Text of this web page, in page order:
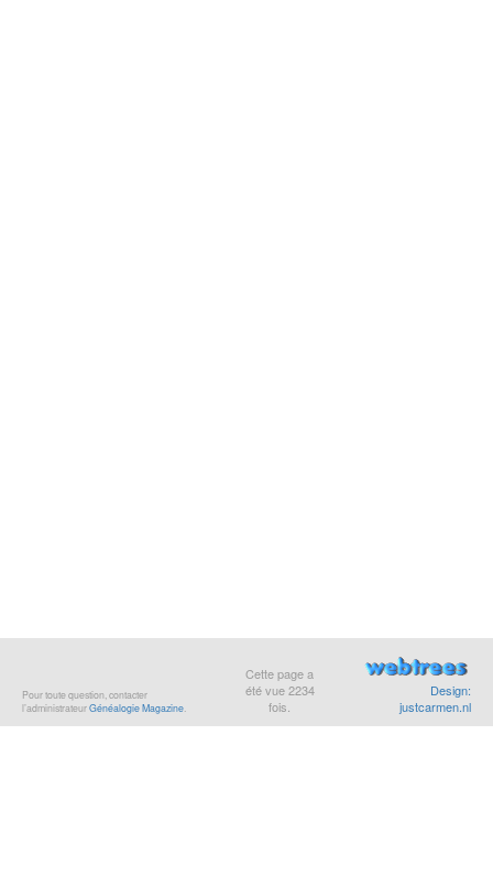
Pour toute question, contacter
l’administrateurGénéalogie Magazine.
Cette page a
été vue2234
fois.
Design:
justcarmen.nl